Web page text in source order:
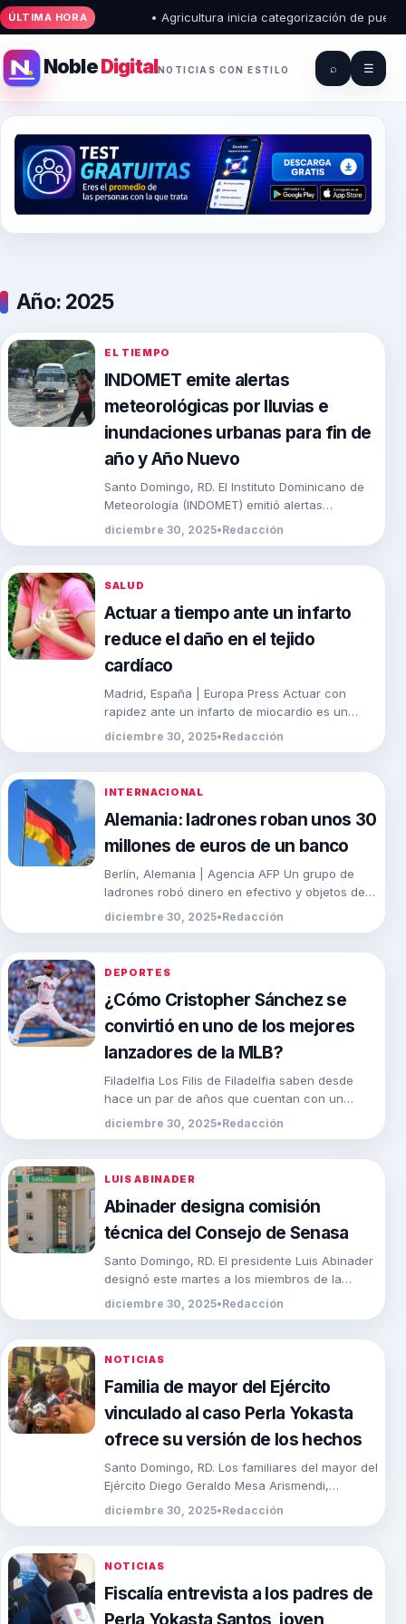
ÚLTIMA HORA • Agricultura inicia categorización de puestos
NobleDigitalNOTICIAS CON ESTILO ⌕ ☰
Año: 2025
EL TIEMPO
INDOMET emite alertas
meteorológicas por lluvias e
inundaciones urbanas para fin de
año y Año Nuevo
Santo Domingo, RD. El Instituto Dominicano de
Meteorología (INDOMET) emitió alertas
meteorológicas ante el riesgo de inundaciones
urbanas durante las celebraciones de […]
diciembre 30, 2025•Redacción
SALUD
Actuar a tiempo ante un infarto
reduce el daño en el tejido
cardíaco
Madrid, España | Europa Press Actuar con
rapidez ante un infarto de miocardio es un
factor clave para reducir el daño en […]
diciembre 30, 2025•Redacción
INTERNACIONAL
Alemania: ladrones roban unos 30
millones de euros de un banco
Berlín, Alemania | Agencia AFP Un grupo de
ladrones robó dinero en efectivo y objetos de
valor estimados en unos 30 millones […]
diciembre 30, 2025•Redacción
DEPORTES
¿Cómo Cristopher Sánchez se
convirtió en uno de los mejores
lanzadores de la MLB?
Filadelfia Los Filis de Filadelfia saben desde
hace un par de años que cuentan con un
talento especial en el lanzador dominicano […]
diciembre 30, 2025•Redacción
LUIS ABINADER
Abinader designa comisión
técnica del Consejo de Senasa
Santo Domingo, RD. El presidente Luis Abinader
designó este martes a los miembros de la
comisión técnica del Consejo del Seguro
diciembre 30, 2025•Redacción
NOTICIAS
Familia de mayor del Ejército
vinculado al caso Perla Yokasta
ofrece su versión de los hechos
Santo Domingo, RD. Los familiares del mayor del
Ejército Diego Geraldo Mesa Arismendi,
acusado de la muerte de la joven Perla Yokasta
diciembre 30, 2025•Redacción
NOTICIAS
Fiscalía entrevista a los padres de
Perla Yokasta Santos, joven